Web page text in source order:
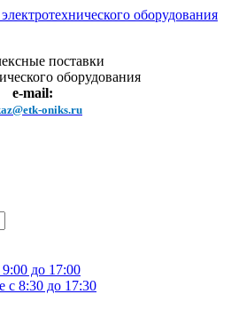
поставки
оборудования
e-mail:
oniks.ru
до 17:00
с 8:30 до 17:30